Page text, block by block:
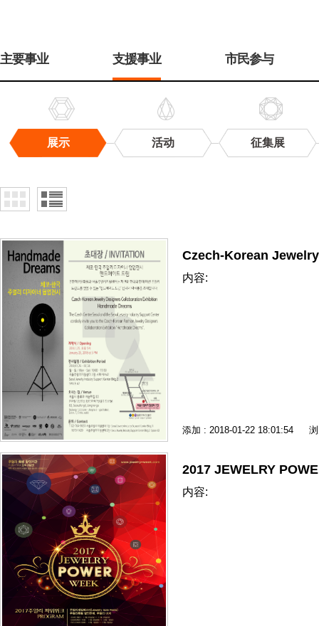
메
主要事业 支援事业 市民参与
展示 活动 征集展
Czech-Korean
内容:
添加 : 2018-01-22 18:01:54
2017 JEWELRY
内容: